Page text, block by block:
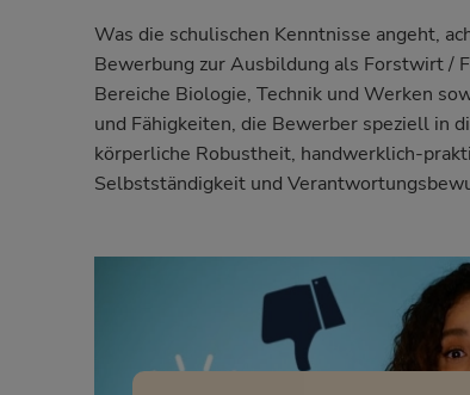
Was die schulischen Kenntnisse angeht,
Bewerbung zur Ausbildung als Forstwirt /
Bereiche Biologie, Technik und Werken
und Fähigkeiten, die Bewerber speziell in
körperliche Robustheit, handwerklich-
Selbstständigkeit und